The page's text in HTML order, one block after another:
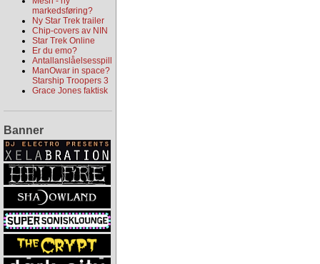
markedsføring?
Ny Star Trek trailer
Chip-covers av NIN
Star Trek Online
Er du emo?
Antallanslåelsesspill
ManOwar in space?
Starship Troopers 3
Grace Jones faktisk
Banner